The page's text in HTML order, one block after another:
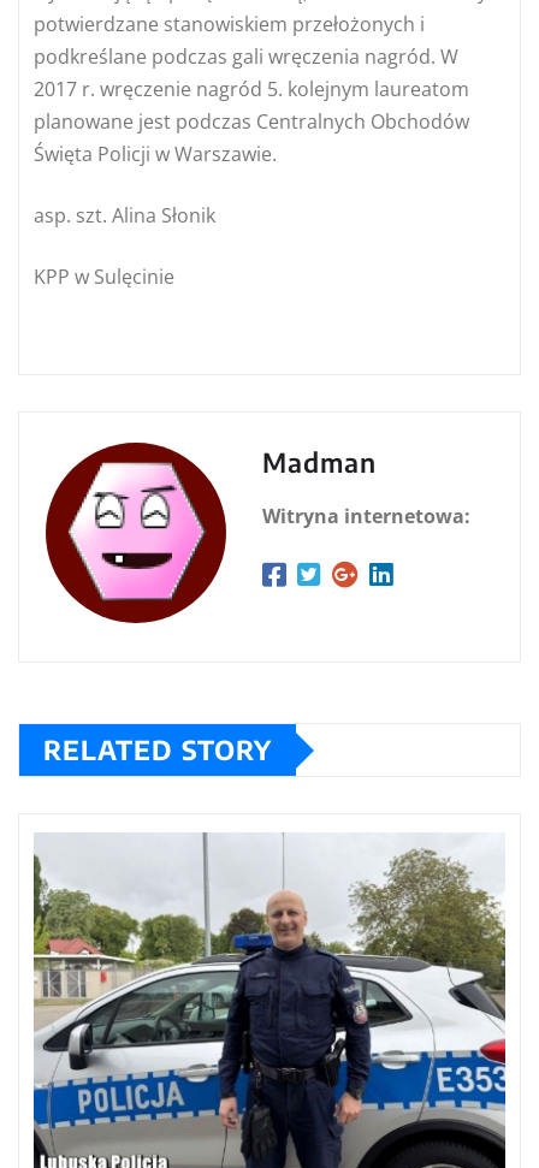
potwierdzane stanowiskiem przełożonych i
podkreślane podczas gali wręczenia nagród. W
2017 r. wręczenie nagród 5. kolejnym laureatom
planowane jest podczas Centralnych Obchodów
Święta Policji w Warszawie.
asp. szt. Alina Słonik
KPP w Sulęcinie
Madman
Witryna internetowa:
RELATED STORY